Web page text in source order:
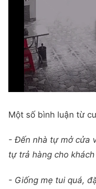
Một số bình luận từ
- Đến nhà tự mở cửa
tự trả hàng cho
- Giống mẹ tui quá,